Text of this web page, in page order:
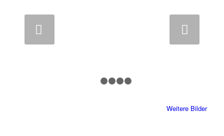
Weitere Bilder